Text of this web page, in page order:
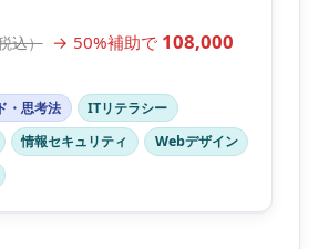
込） → 50%補助で 108,000
・思考法
ITリテラシー
情報セキュリティ
Webデザイン